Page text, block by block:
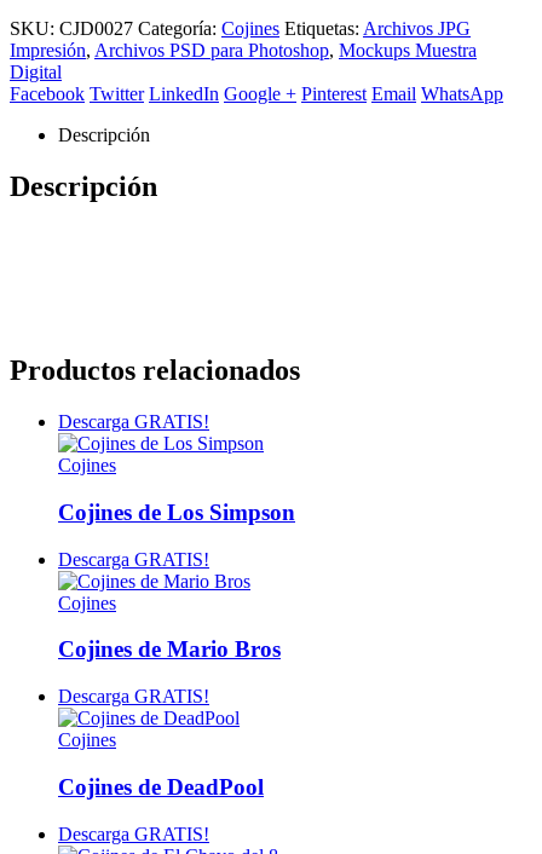
SKU: CJD0027 Categoría: Cojines Etiquetas: Archivos JPG
Impresión, Archivos PSD para Photoshop, Mockups Muestra
Digital
Facebook Twitter LinkedIn Google + Pinterest Email WhatsApp
Descripción
Descripción
Productos relacionados
Descarga GRATIS!
Cojines
Cojines de Los Simpson
Descarga GRATIS!
Cojines
Cojines de Mario Bros
Descarga GRATIS!
Cojines
Cojines de DeadPool
Descarga GRATIS!